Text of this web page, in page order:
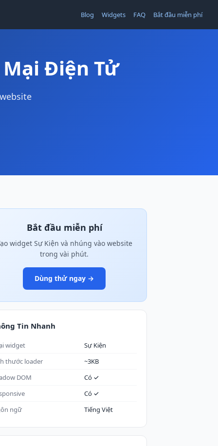
Blog Widgets FAQ Bắt đầu miễn phí
Điện Tử
Bắt đầu miễn phí
widget Sự Kiện và nhúng vào website
trong vài phút.
Dùng thử ngay →
Tin Nhanh
widget
Sự Kiện
thước loader
~3KB
DOM
Có ✓
Có ✓
ngữ
Tiếng Việt